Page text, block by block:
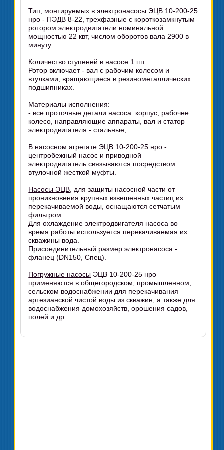
Тип, монтируемых в электронасосы ЭЦВ 10-200-25
нро - ПЭДВ 8-22, трехфазные с короткозамкнутым
роторомэлектродвигатели номинальной
мощностью 22 квт, числом оборотов вала 2900 в
минуту.
Количество ступеней в насосе 1 шт.
Ротор включает - вал с рабочим колесом и
втулками, вращающиеся в резинометаллических
подшипниках.
Материалы исполнения:
- все проточные детали насоса: корпус, рабочее
колесо, направляющие аппараты, вал и статор
электродвигателя - стальные;
В насосном агрегате ЭЦВ 10-200-25 нро -
центробежный насос и приводной
электродвигатель связываются посредством
втулочной жесткой муфты.
Насосы ЭЦВ , для защиты насосной части от
проникновения крупных взвешенных частиц из
перекачиваемой воды, оснащаются сетчатым
фильтром.
Для охлаждение электродвигателя насоса во
время работы используется перекачиваемая из
скважины вода.
Присоединительный размер электронасоса -
фланец (DN150, Спец).
Погружные насосы ЭЦВ 10-200-25 нро
применяются в общегородском, промышленном,
сельском водоснабжении для перекачивания
артезианской чистой воды из скважин, а также для
водоснабжения домохозяйств, орошения садов,
полей и др.